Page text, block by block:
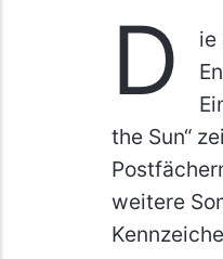
D
ie
the Sun“
weitere